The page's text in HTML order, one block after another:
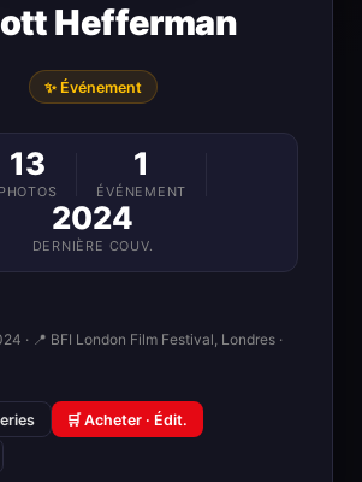
Hefferman
✨ Événement
13
PHOTOS
1
ÉVÉNEMENT
2024
DERNIÈRE COUV.
· 📍 BFI London Film Festival, Londres ·
🛒 Acheter · Édit.